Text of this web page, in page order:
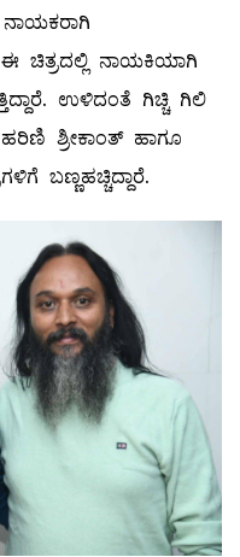
ಈ ಚಿತ್ರದಲ್ಲಿ ನಾಯಕಿಯಾಗಿ
ಉಳಿದಂತೆ ಗಿಚ್ಚಿ ಗಿಲಿ
ಶ್ರೀಕಾಂತ್ ಹಾಗೂ
ಬಣ್ಣಹಚ್ಚಿದ್ದಾರೆ.